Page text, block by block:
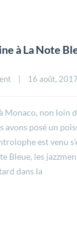
à La Note
16 août,
Monaco, non loin
avons posé un
est venu
Bleue, les
dans la